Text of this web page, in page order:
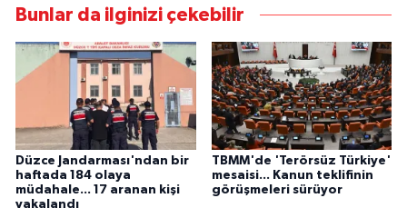
Bunlar da ilginizi çekebilir
Düzce Jandarması'ndan bir
haftada 184 olaya
müdahale... 17 aranan kişi
yakalandı
TBMM'de 'Terörsüz Türkiye'
mesaisi... Kanun teklifinin
görüşmeleri sürüyor